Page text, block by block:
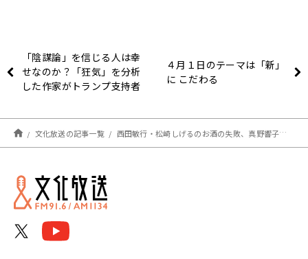
「陰謀論」を信じる人は幸
せなのか？「狂気」を分析
した作家がトランプ支持者
４月１日のテーマは「新」
に こだわる
文化放送の記事一覧 西田敏行・松崎しげるのお酒の失敗、真野響子の家で一体何が⁈ 『くにまる居酒屋』番組レポート